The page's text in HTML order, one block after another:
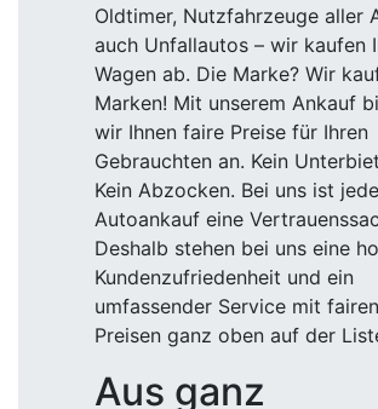
Oldtimer, Nutzfahrzeuge aller
auch Unfallautos – wir kaufen
Wagen ab. Die Marke? Wir
Marken! Mit unserem Ankauf
wir Ihnen faire Preise für Ihren
Gebrauchten an. Kein
Kein Abzocken. Bei uns ist
Autoankauf eine
Deshalb stehen bei uns eine
Kundenzufriedenheit und ein
umfassender Service mit fairen
Preisen ganz oben auf der
Aus ganz